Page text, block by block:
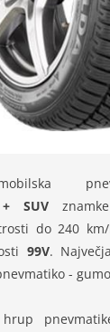
+ SUV
do 240
99V.
-